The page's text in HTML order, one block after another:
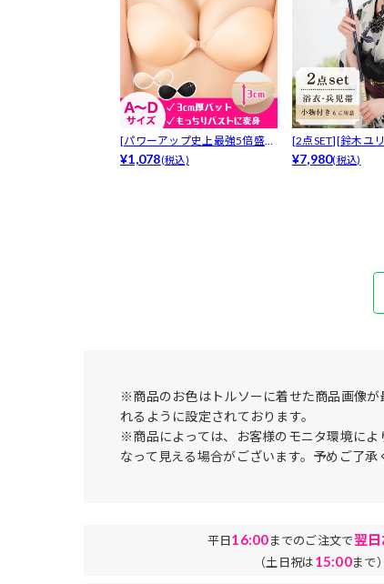
[パワーアップ史上最強5倍盛り
アップも...
¥1,078(税込)
[2点SET][鈴木ユリ
¥7,980(税込)
※商品のお色はトルソーに着せた商品画像が
れるように設定されております。
※商品によっては、お客様のモニタ環境によ
なって見える場合がございます。予めご了承
平日16:00までのご注文で翌
（土日祝は15:00まで）